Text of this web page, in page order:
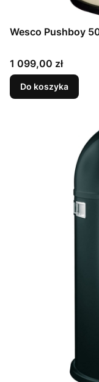
Wesco Pushboy
Cena
1 099,00 zł
Do koszyka